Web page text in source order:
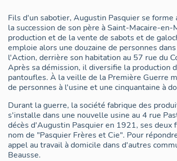
Fils d'un sabotier, Augustin Pasquier se
la succession de son père à Saint-Macaire-
production et de la vente de sabots et de
emploie alors une douzaine de personnes
l'Action, derrière son habitation au 57 rue du
Après sa démission, il diversifie la production
pantoufles. À la veille de la Première Guerre
de personnes à l'usine et une cinquantaine à
Durant la guerre, la société fabrique des
s'installe dans une nouvelle usine au 4 rue
décès d'Augustin Pasquier en 1921, ses
nom de "Pasquier Frères et Cie". Pour
appel au travail à domicile dans d'autres
Beausse.